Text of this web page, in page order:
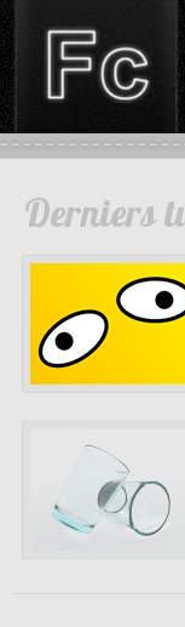
Derniers